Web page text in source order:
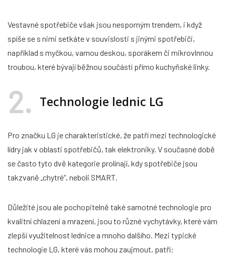
Vestavné spotřebiče však jsou nesporným trendem, i když
spíše se s nimi setkáte v souvislosti s jinými spotřebiči,
například s myčkou, varnou deskou, sporákem či mikrovlnnou
troubou, které bývají běžnou součástí přímo kuchyňské linky.
2 Technologie lednic LG
Pro značku LG je charakteristické, že patří mezi technologické
lídry jak v oblasti spotřebičů, tak elektroniky. V současné době
se často tyto dvě kategorie prolínají, kdy spotřebiče jsou
takzvaně „chytré“, neboli SMART.
Důležité jsou ale pochopitelně také samotné technologie pro
kvalitní chlazení a mrazení, jsou to různé vychytávky, které vám
zlepší využitelnost lednice a mnoho dalšího. Mezi typické
technologie LG, které vás mohou zaujmout, patří: